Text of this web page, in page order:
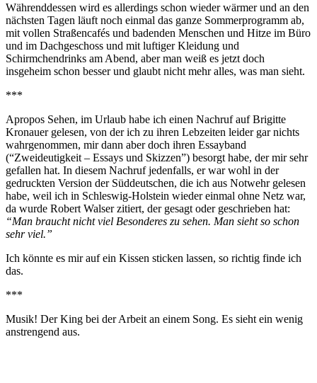
Währenddessen wird es allerdings schon wieder wärmer und an den
nächsten Tagen läuft noch einmal das ganze Sommerprogramm ab,
mit vollen Straßencafés und badenden Menschen und Hitze im Büro
und im Dachgeschoss und mit luftiger Kleidung und
Schirmchendrinks am Abend, aber man weiß es jetzt doch
insgeheim schon besser und glaubt nicht mehr alles, was man sieht.
***
Apropos Sehen, im Urlaub habe ich einen Nachruf auf Brigitte
Kronauer gelesen, von der ich zu ihren Lebzeiten leider gar nichts
wahrgenommen, mir dann aber doch ihren Essayband
(“Zweideutigkeit – Essays und Skizzen”) besorgt habe, der mir sehr
gefallen hat. In diesem Nachruf jedenfalls, er war wohl in der
gedruckten Version der Süddeutschen, die ich aus Notwehr gelesen
habe, weil ich in Schleswig-Holstein wieder einmal ohne Netz war,
da wurde Robert Walser zitiert, der gesagt oder geschrieben hat:
“Man braucht nicht viel Besonderes zu sehen. Man sieht so schon
sehr viel.”
Ich könnte es mir auf ein Kissen sticken lassen, so richtig finde ich
das.
***
Musik! Der King bei der Arbeit an einem Song. Es sieht ein wenig
anstrengend aus.